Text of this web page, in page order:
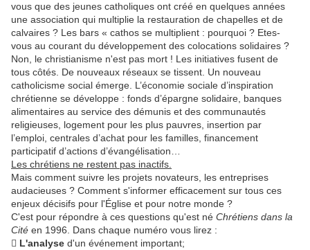
vous que des jeunes catholiques ont créé en quelques années
une association qui multiplie la restauration de chapelles et de
calvaires ? Les bars « cathos se multiplient : pourquoi ? Etes-
vous au courant du développement des colocations solidaires ?
Non, le christianisme n'est pas mort ! Les initiatives fusent de
tous côtés. De nouveaux réseaux se tissent. Un nouveau
catholicisme social émerge. L’économie sociale d’inspiration
chrétienne se développe : fonds d’épargne solidaire, banques
alimentaires au service des démunis et des communautés
religieuses, logement pour les plus pauvres, insertion par
l’emploi, centrales d’achat pour les familles, financement
participatif d’actions d’évangélisation…
Les chrétiens ne restent pas inactifs.
Mais comment suivre les projets novateurs, les entreprises
audacieuses ? Comment s'informer efficacement sur tous ces
enjeux décisifs pour l'Église et pour notre monde ?
C'est pour répondre à ces questions qu'est né Chrétiens dans la
Cité en 1996. Dans chaque numéro vous lirez :
 L'analyse d'un événement important;